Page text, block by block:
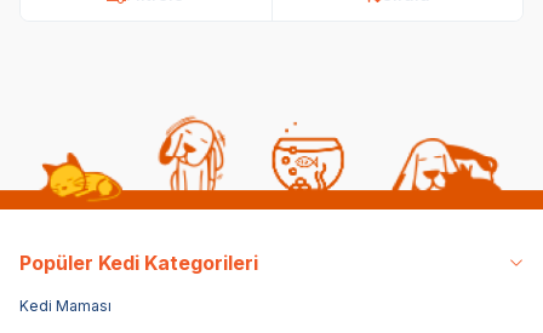
Popüler Kedi Kategorileri
Kedi Maması